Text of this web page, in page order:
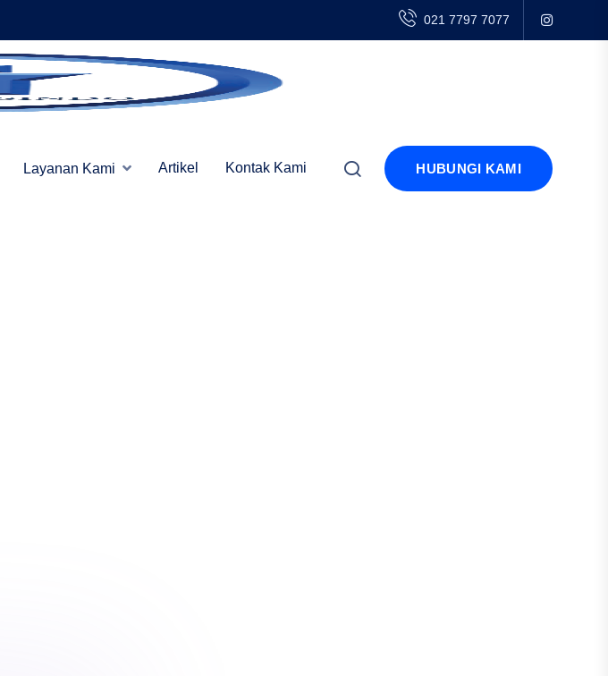
021 7797 7077
Layanan Kami Artikel Kontak Kami HUBUNGI KAMI